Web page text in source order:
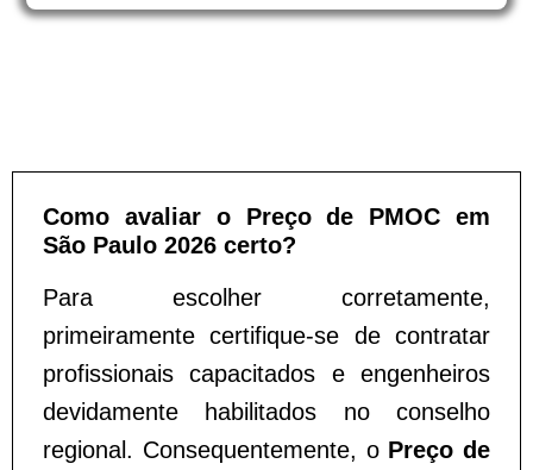
Como avaliar o Preço de PMOC em
São Paulo 2026 certo?
Para escolher corretamente,
primeiramente certifique-se de contratar
profissionais capacitados e engenheiros
devidamente habilitados no conselho
regional. Consequentemente, o Preço de